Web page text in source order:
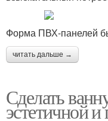
Форма ПВХ-панелей
читать дальше →
Сделать
эстетичной